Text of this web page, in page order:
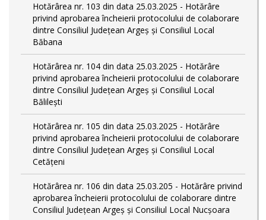
Hotărârea nr. 103 din data 25.03.2025 - Hotărâre
privind aprobarea încheierii protocolului de colaborare
dintre Consiliul Județean Argeș și Consiliul Local
Băbana
Hotărârea nr. 104 din data 25.03.2025 - Hotărâre
privind aprobarea încheierii protocolului de colaborare
dintre Consiliul Județean Argeș și Consiliul Local
Bălilești
Hotărârea nr. 105 din data 25.03.2025 - Hotărâre
privind aprobarea încheierii protocolului de colaborare
dintre Consiliul Județean Argeș și Consiliul Local
Cetățeni
Hotărârea nr. 106 din data 25.03.205 - Hotărâre privind
aprobarea încheierii protocolului de colaborare dintre
Consiliul Județean Argeș și Consiliul Local Nucșoara